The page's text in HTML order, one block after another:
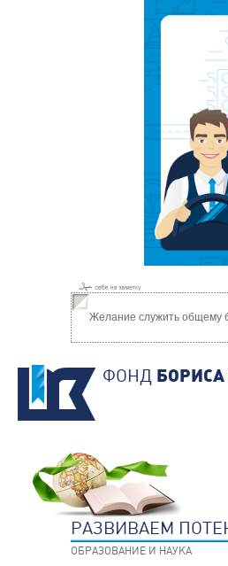
Желание служить общему
ФОНД
РАЗВИВАЕМ
ОБРАЗОВАНИЕ И НАУКА